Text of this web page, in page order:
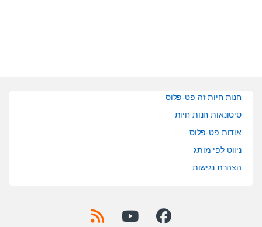
חנות חיות זה פט-פלוס
סיטונאות חנות חיות
אודות פט-פלוס
ניווט לפי מותג
הצהרת נגישות